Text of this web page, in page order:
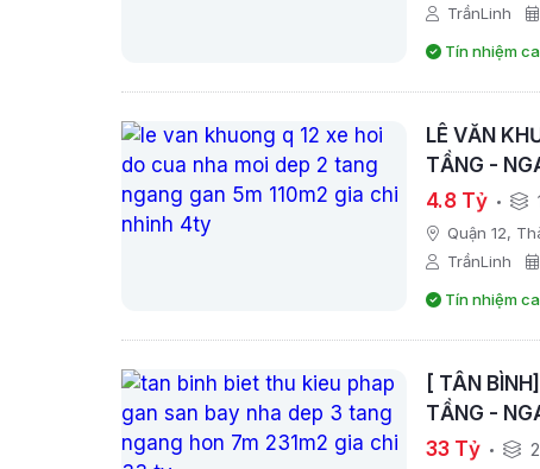
TrầnLinh
Tín nhiệm
LÊ VĂN
TẦNG -
4.8 Tỷ
Quận 12,
TrầnLinh
Tín nhiệm
[ TÂN
TẦNG -
33 Tỷ